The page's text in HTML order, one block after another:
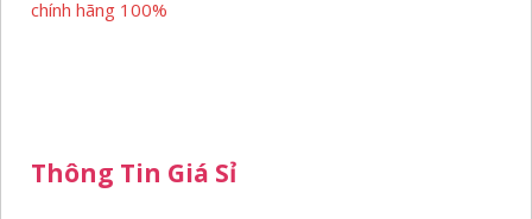
chính hãng 100%
Thông Tin Giá Sỉ